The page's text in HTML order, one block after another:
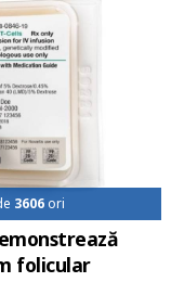
3606 ori
folicular